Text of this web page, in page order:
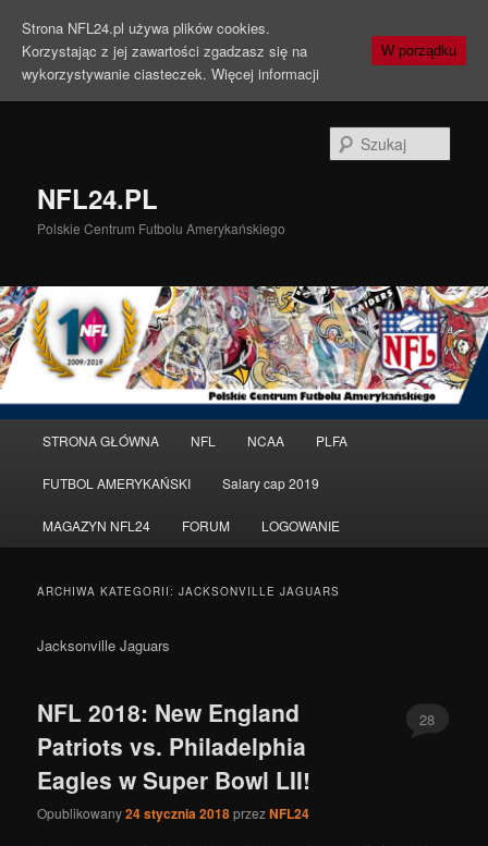
NFL24.PL
Polskie Centrum Futbolu Amerykańskiego
główne
Przeskocz
do
tekstu
Przeskocz
do
widgetów
STRONA GŁÓWNA NFL NCAA PLFA
FUTBOL AMERYKAŃSKI Salary cap 2019
MAGAZYN NFL24 FORUM LOGOWANIE
ARCHIWA KATEGORII:JACKSONVILLE JAGUARS
Jacksonville Jaguars
NFL 2018: New England
Patriots vs. Philadelphia
Eagles w Super Bowl LII!
Opublikowany24 stycznia 2018przezNFL24
28
Strona NFL24.pl używa plików cookies.
Korzystając z jej zawartości zgadzasz się na
wykorzystywanie ciasteczek. Więcej informacji
W porządku